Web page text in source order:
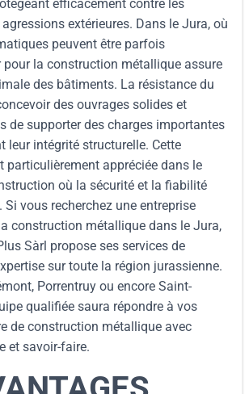
efficacement contre les
extérieures. Dans le Jura, où
peuvent être parfois
pour la construction métallique assure
des bâtiments. La résistance du
des ouvrages solides et
de supporter des charges importantes
leur intégrité structurelle. Cette
particulièrement appréciée dans le
où la sécurité et la fiabilité
vous recherchez une entreprise
construction métallique dans le Jura,
Sàrl propose ses services de
sur toute la région jurassienne.
Porrentruy ou encore Saint-
qualifiée saura répondre à vos
de construction métallique avec
et savoir-faire.